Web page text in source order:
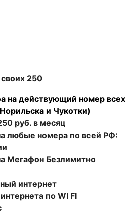
250
на действующий номер всех
и Чукотки)
руб. в месяц
любые номера по всей РФ:
Мегафон Безлимитно
интернет
по WI FI